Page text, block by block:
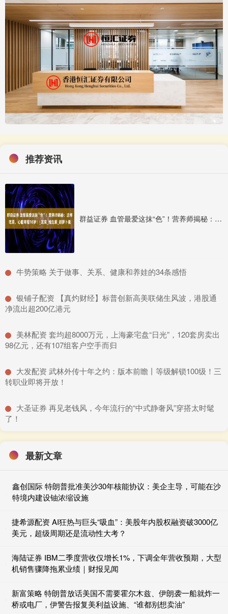
推荐资讯
群益证券 血管最爱这抹“色”！营养师揭秘：这样吃菜，心脏年轻10岁！_蔬菜_维生素_胡萝卜素
​牛势策略 关于做事、关系、健康和养娃的34条感悟
​银铺子配资 【真灼财经】标普创新高美联储生风波，港股通
净流出超200亿港元
​美林配资 套均超8000万元，上海豪宅盘“日光”，120套房卖出
98亿元，还有107组客户空手而归
​大发配资 武林外传十年之约：版本前瞻丨等级解锁100级！三
转职业即将开放！
​大圣证券 再见老钱风，今年流行的“中式静奢风”穿搭太时髦
了！
最新文章
鑫创国际 特朗普批准美沙30年核能协议：美企主导，可能在沙
特境内建设铀浓缩设施
捷希源配资 AI狂热与巨头“吸血”：美股年内股权融资破3000亿
美元，超级周期还是流动性大考？
海陆证券 IBM二季度营收仅增长1%，下调全年营收预期，大型
机销售骤降拖累业绩｜财报见闻
新富策略 特朗普放话美国不需要霍尔木兹、伊朗袭一船就炸一
桥或电厂，伊警告报复美利益设施、“谁都别想卖油”